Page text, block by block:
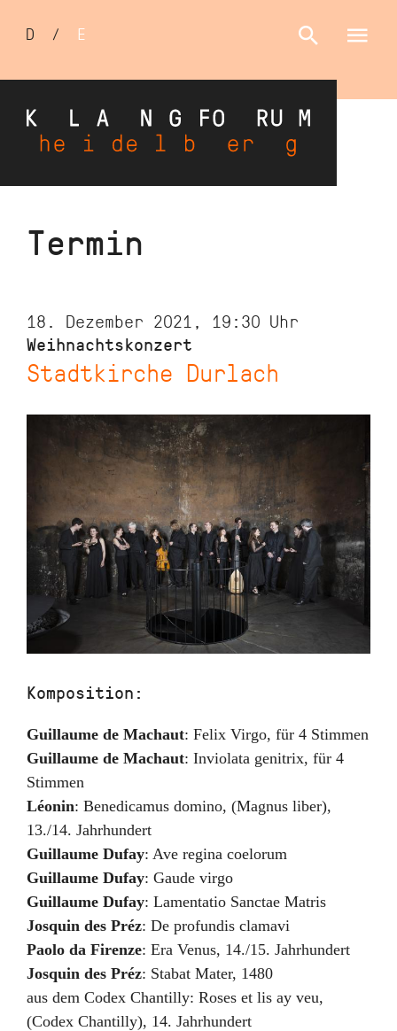
Direkt
Sprachumschalter
D / E
Termin
18. Dezember 2021, 19:30 Uhr
Weihnachtskonzert
Stadtkirche Durlach
Komposition:
Guillaume de Machaut: Felix Virgo, für 4 Stimmen
Guillaume de Machaut: Inviolata genitrix, für 4
Stimmen
Léonin: Benedicamus domino, (Magnus liber),
13./14. Jahrhundert
Guillaume Dufay: Ave regina coelorum
Guillaume Dufay: Gaude virgo
Guillaume Dufay: Lamentatio Sanctae Matris
Josquin des Préz: De profundis clamavi
Paolo da Firenze: Era Venus, 14./15. Jahrhundert
Josquin des Préz: Stabat Mater, 1480
aus dem Codex Chantilly: Roses et lis ay veu,
(Codex Chantilly), 14. Jahrhundert